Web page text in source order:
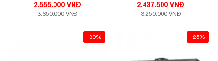
2.555.000 VNĐ
3.650.000 VNĐ
2.437.500 VNĐ
3.250.000 VNĐ
-30% -25%